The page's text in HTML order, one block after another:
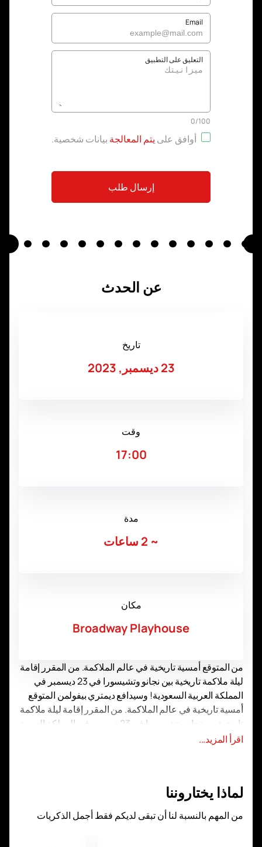
Email
التعليق على التطبيق
0/100
أوافق على يتم المعالجة بيانات شخصية.
إرسال طلب
عن الحدث
تاريخ
23 ديسمبر, 2023
وقت
17:00
مدة
~ 2 ساعات
مكان
Broadway Playhouse
من المتوقع أمسية تاريخية في عالم الملاكمة. من المقرر إقامة
ليلة ملاكمة تاريخية بين نجانو وتشيسورا في 23 ديسمبر في
المملكة العربية السعودية! وسيدافع ديمتري بيفولمن المتوقع
أمسية تاريخية في عالم الملاكمة. من المقرر إقامة ليلة ملاكمة
تاريخية بين نجانو وتشيسورا في 23 ديسمبر في المملكة العربية
السعودية! سيدافع ديمتري بيفول أيضا عن اللقب في معركة مع
ديونتاي وايلدر-جوزيف باركر
دانيال دوبوا-جاريل ميلر
جاي أوبيتايا-أليس زورو
اقرأ المزيد...
لماذا يختاروننا
من المهم بالنسبة لنا أن تبقى لديكم فقط أجمل الذكريات